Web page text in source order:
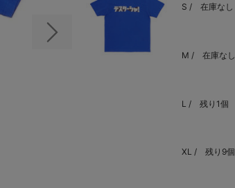
次の画像
S / 在庫なし
M / 在庫なし
L / 残り1個
XL / 残り9個